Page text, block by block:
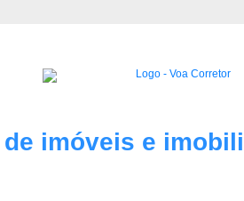
imóveis e